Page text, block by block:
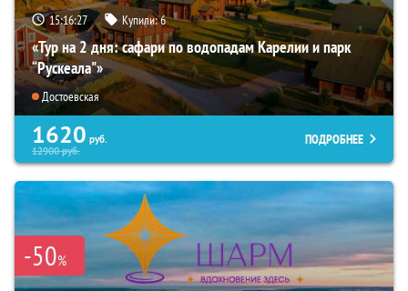
15:16:26 Купили:6
«Тур на 2 дня: сафари по водопадам Карелии и парк
“Рускеала"»
Достоевская
1620 руб.
12900руб.
ПОДРОБНЕЕ
-50%